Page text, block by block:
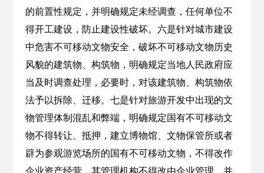
的前置性规定，并明确规定未经调查，任何单位不
得开工建设，防止建设性破坏。六是针对城市建设
中危害不可移动文物安全，破坏不可移动文物历史
风貌的建筑物、构筑物，明确规定当地人民政府应
当及时调查处理，必要时，对该建筑物、构筑物依
法予以拆除、迁移。七是针对旅游开发中出现的文
物管理体制混乱和弊端，明确规定国有不可移动文
物不得转让、抵押，建立博物馆、文物保管所或者
辟为参观游览场所的国有不可移动文物，不得改作
企业资产经营，其管理机构不得改由企业管理。并